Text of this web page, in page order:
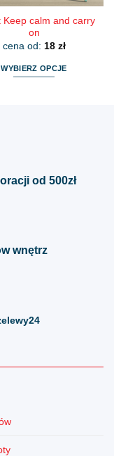
Keep calm and carry
on
cena od: 18 zł
WYBIERZ OPCJE
wybrać
od 500zł
wnętrz